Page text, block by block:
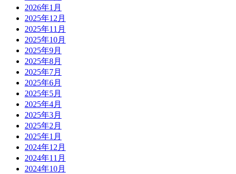
2026年1月
2025年12月
2025年11月
2025年10月
2025年9月
2025年8月
2025年7月
2025年6月
2025年5月
2025年4月
2025年3月
2025年2月
2025年1月
2024年12月
2024年11月
2024年10月